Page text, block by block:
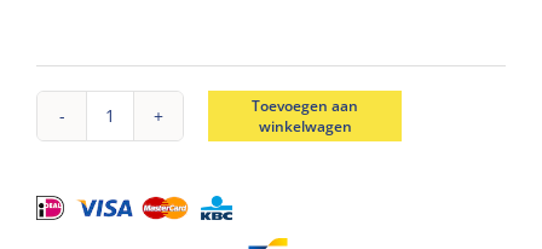
Durable
katoen
Toevoegen aan
winkelwagen